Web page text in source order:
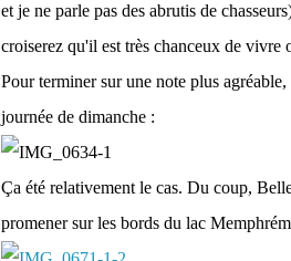
et je ne parle pas des abrutis de
croiserez qu'il est très chanceux de vivre
Pour terminer sur une note plus
journée de dimanche :
Ça été relativement le cas. Du coup,
promener sur les bords du lac